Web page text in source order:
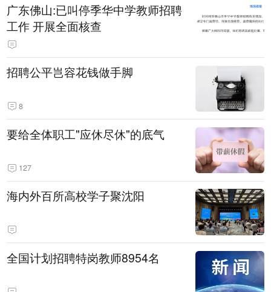
广东佛山:已叫停季华中学教师招聘
工作 开展全面核查
招聘公平岂容花钱做手脚
8
要给全体职工"应休尽休"的底气
127
海内外百所高校学子聚沈阳
全国计划招聘特岗教师8954名